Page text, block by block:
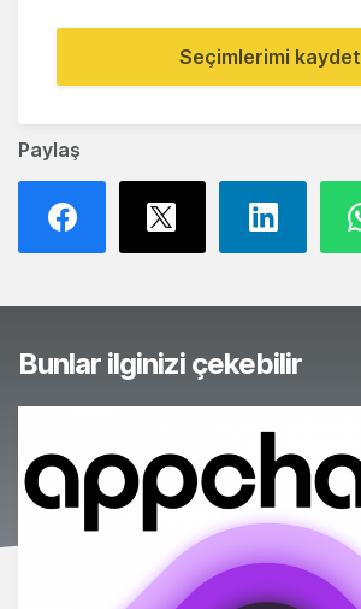
Paylaş
Seçimlerimi kaydet
Bunlar ilginizi çekebilir